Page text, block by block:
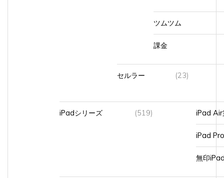
ツムツム
課金
セルラー (23)
iPadシリーズ (519) iPad Air
iPad Pro
無印